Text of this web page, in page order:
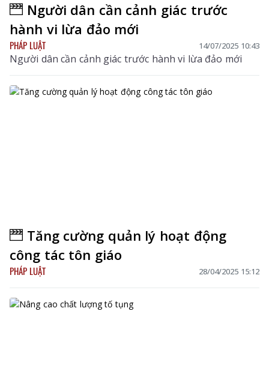
Người dân cần cảnh giác trước
hành vi lừa đảo mới
PHÁP LUẬT 14/07/2025 10:43
Người dân cần cảnh giác trước hành vi lừa đảo mới
Tăng cường quản lý hoạt động
công tác tôn giáo
PHÁP LUẬT 28/04/2025 15:12